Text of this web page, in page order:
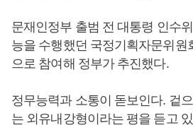
문재인정부 출범 전 대통령 인수
능을 수행했던 국정기획자문위원
으로 참여해 정부가 추진했다.
정무능력과 소통이 돋보인다. 겉
는 외유내강형이라는 평을 듣고